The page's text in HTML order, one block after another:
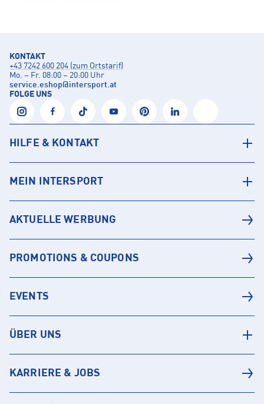
KONTAKT
+43 7242 600 204 (zum Ortstarif)
Mo. – Fr. 08:00 – 20:00 Uhr
service.eshop@intersport.at
FOLGE UNS
HILFE & KONTAKT
MEIN INTERSPORT
AKTUELLE WERBUNG
PROMOTIONS & COUPONS
EVENTS
ÜBER UNS
KARRIERE & JOBS